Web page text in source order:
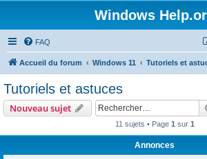
Windows
FAQ
Accueil du forum Windows 11 Tutoriels et
Tutoriels et astuces
Nouveau sujet
11 sujets • Page 1 sur 1
Annonces